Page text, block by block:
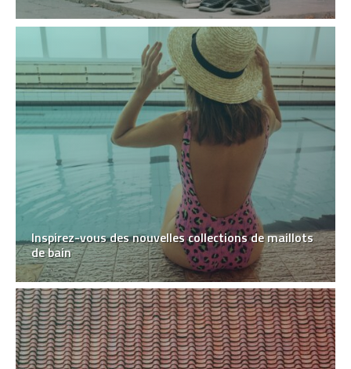
Inspirez-vous des nouvelles collections de maillots
de bain